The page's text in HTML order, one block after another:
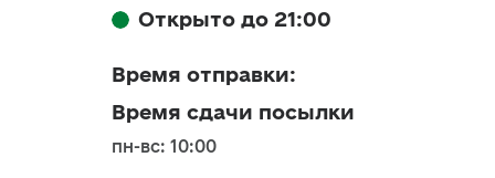
Открыто до 21:00
Время отправки:
Время сдачи посылки
пн-вс: 10:00